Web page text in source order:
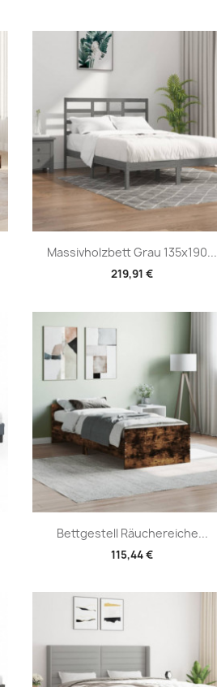
Massivholzbett Grau 135x190...
219,91 €
Vorschau
Bettgestell Räuchereiche...
115,44 €
Vorschau